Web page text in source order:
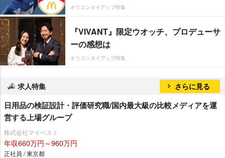
オリコンタイアップ特集
『VIVANT』限定ウオッチ、プロデューサ
ーの感想は
オリコンタイアップ特集
求人特集 さらに見る
日用品の検証設計・評価研究職/国内最大級の比較メディアを運
営する上場グループ
株式会社マイベスト
年収660万円～960万円
正社員 / 東京都